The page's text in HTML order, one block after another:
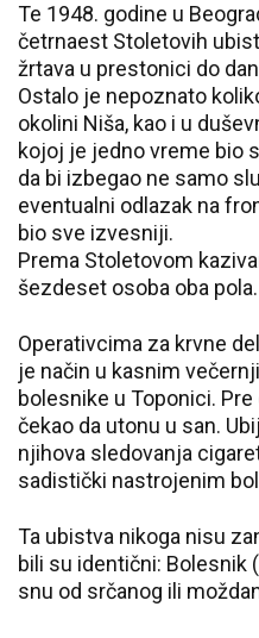
Te 1948. godine u
četrnaest Stoletovih
žrtava u prestonici do
Ostalo je nepoznato
okolini Niša, kao i u
kojoj je jedno vreme bio
da bi izbegao ne samo
eventualni odlazak na
bio sve izvesniji.
Prema Stoletovom
šezdeset osoba oba pola.
Operativcima za krvne
je način u kasnim
bolesnike u Toponici.
čekao da utonu u san.
njihova sledovanja
sadistički nastrojenim
Ta ubistva nikoga nisu
bili su identični: Bolesnik
snu od srčanog ili